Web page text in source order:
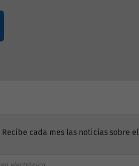
Recibe cada mes las noticias sobre el